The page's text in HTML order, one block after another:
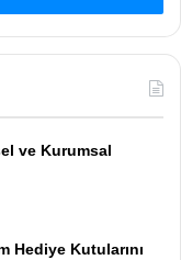
ve Kurumsal
Hediye Kutularını